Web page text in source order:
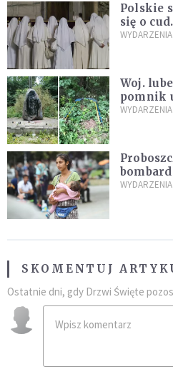
Polskie
się o
Pana
WYDARZENIA
Woj.
pomnik
WYDARZENIA
WYDARZENIA
SKOMENTUJ
Ostatnie dni, gdy Drzwi Święte